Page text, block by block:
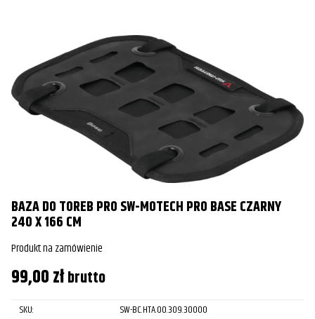
BAZA DO TOREB PRO SW-MOTECH PRO BASE CZARNY
240 X 166 CM
Produkt na zamówienie
99,00złbrutto
SKU:
SW-BC.HTA.00.309.30000